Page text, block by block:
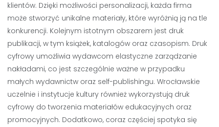
klientów. Dzięki możliwości personalizacji, każda firma
może stworzyć unikalne materiały, które wyróżnią ją na tle
konkurencji. Kolejnym istotnym obszarem jest druk
publikacji, w tym książek, katalogów oraz czasopism. Druk
cyfrowy umożliwia wydawcom elastyczne zarządzanie
nakładami, co jest szczególnie ważne w przypadku
małych wydawnictw oraz self-publishingu. Wrocławskie
uczelnie i instytucje kultury również wykorzystują druk
cyfrowy do tworzenia materiałów edukacyjnych oraz
promocyjnych. Dodatkowo, coraz częściej spotyka się